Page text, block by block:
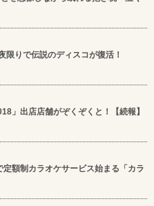
限りで伝説のディスコが復活！
」出店店舗がぞくぞくと！【続報】
額制カラオケサービス始まる「カラ